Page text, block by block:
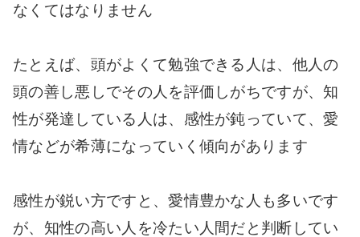
なくてはなりません
たとえば、頭がよくて勉強できる人は、他人の
頭の善し悪しでその人を評価しがちですが、知
性が発達している人は、感性が鈍っていて、愛
情などが希薄になっていく傾向があります
感性が鋭い方ですと、愛情豊かな人も多いです
が、知性の高い人を冷たい人間だと判断してい